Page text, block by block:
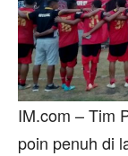
IM.com – Tim
poin penuh di